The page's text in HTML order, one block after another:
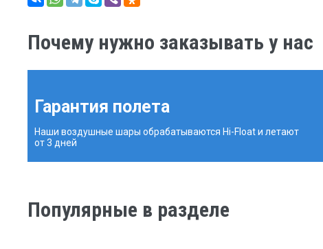
Почему нужно заказывать у нас
Гарантия полета
Наши воздушные шары обрабатываются Hi-Float и летают
от 3 дней
Популярные в разделе